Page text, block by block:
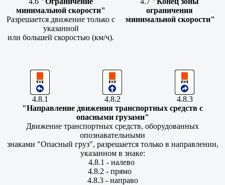
минимальной скорости"
Разрешается движение только с
указанной
или большей скоростью (км/ч).
ограничения
минимальной скорости"
4.8.1 4.8.2
4.8.3
"Направление движения транспортных средств с
опасными грузами"
Движение транспортных средств, оборудованных
опознавательными
знаками "Опасный груз", разрешается только в направлении,
указанном в знаке:
4.8.1 - налево
4.8.2 - прямо
4.8.3 - направо